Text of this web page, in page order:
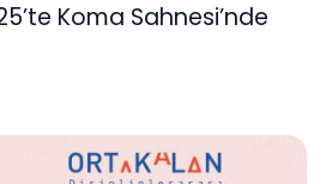
Koma Sahnesi’nde